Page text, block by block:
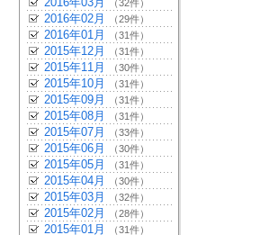
（32件）
2016年02月 （29件）
2016年01月 （31件）
2015年12月 （31件）
2015年11月 （30件）
2015年10月 （31件）
2015年09月 （31件）
2015年08月 （31件）
2015年07月 （33件）
2015年06月 （30件）
2015年05月 （31件）
2015年04月 （30件）
2015年03月 （32件）
2015年02月 （28件）
2015年01月 （31件）